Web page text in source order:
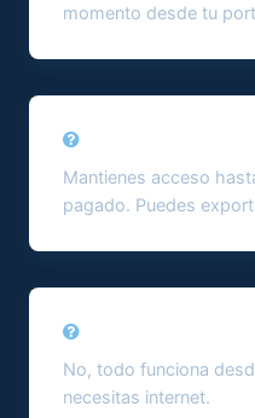
momento desde tu
Mantienes acceso
pagado. Puedes
No, todo funciona
necesitas internet.